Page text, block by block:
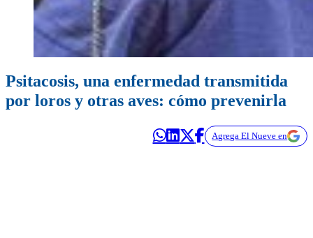
Psitacosis, una enfermedad transmitida
por loros y otras aves: cómo prevenirla
Agrega El Nueve en